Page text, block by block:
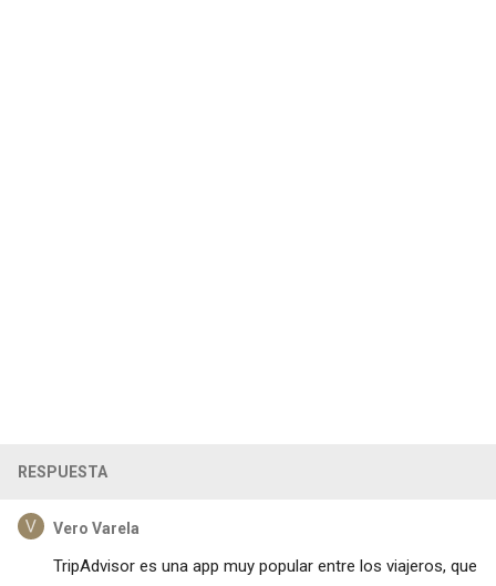
RESPUESTA
Vero Varela
TripAdvisor es una app muy popular entre los viajeros, que